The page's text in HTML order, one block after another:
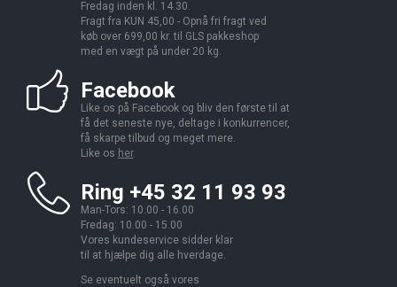
Fredag inden kl. 14.30.
Fragt fra KUN 45,00 - Opnå fri fragt ved
køb over 699,00 kr. til GLS pakkeshop
med en vægt på under 20 kg.
Facebook
Like os på Facebook og bliv den første til at
få det seneste nye, deltage i konkurrencer,
få skarpe tilbud og meget mere.
Like os her.
Ring +45 32 11 93 93
Man-Tors: 10.00 - 16.00
Fredag: 10.00 - 15.00
Vores kundeservice sidder klar
til at hjælpe dig alle hverdage.
Se eventuelt også vores